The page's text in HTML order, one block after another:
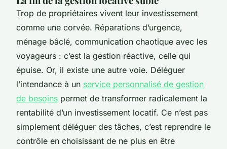
Trop de propriétaires vivent leur investissement
comme une corvée. Réparations d’urgence,
ménage bâclé, communication chaotique avec les
voyageurs : c’est la gestion réactive, celle qui
épuise. Or, il existe une autre voie. Déléguer
l’intendance à un service personnalisé de gestion
de besoins permet de transformer radicalement la
rentabilité d’un investissement locatif. Ce n’est pas
simplement déléguer des tâches, c’est reprendre le
contrôle en choisissant de ne plus en être